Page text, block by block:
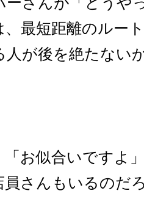
最短距離のルー
人が後を絶たない
「お似合いですよ
員さんもいるのだ